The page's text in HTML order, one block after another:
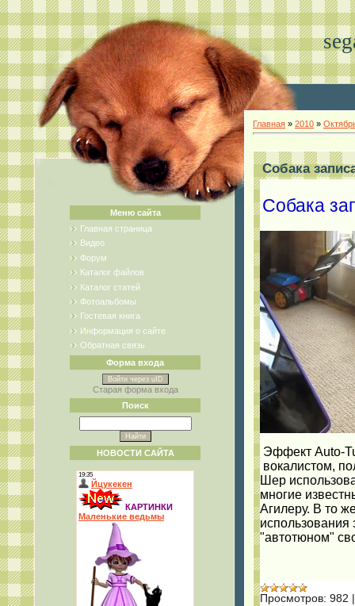
Меню сайта
Главная страница
Видео
Форум
Каталог файлов
Каталог статей
Фотоальбомы
Гостевая книга
Информация о сайте
Обратная связь
Форма входа
Войти через uID
Старая форма входа
Поиск
НОВОСТИ САЙТА
Главная » 2010 »
Собака
Собака
Эффект Auto-
вокалистом,
Шер
многие
Агилеру. В то
"автотюном"
Просмотров: 982